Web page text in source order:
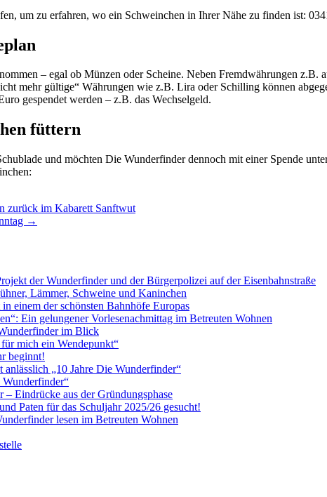
um zu erfahren, wo ein Schweinchen in Ihrer Nähe zu finden ist:
– egal ob Münzen oder Scheine. Neben Fremdwährungen z.B.
mehr gültige“ Währungen wie z.B. Lira oder Schilling können
gespendet werden – z.B. das Wechselgeld.
füttern
und möchten Die Wunderfinder dennoch mit einer Spende
zurück im Kabarett Sanftwut
→
der Wunderfinder und der Bürgerpolizei auf der Eisenbahnstraße
Lämmer, Schweine und Kaninchen
einem der schönsten Bahnhöfe Europas
Ein gelungener Vorlesenachmittag im Betreuten Wohnen
im Blick
mich ein Wendepunkt“
beginnt!
anlässlich „10 Jahre Die Wunderfinder“
Wunderfinder“
– Eindrücke aus der Gründungsphase
Paten für das Schuljahr 2025/26 gesucht!
lesen im Betreuten Wohnen